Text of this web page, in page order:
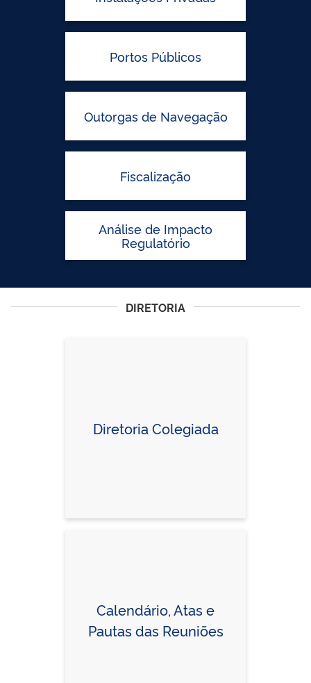
Portos Públicos
Outorgas de Navegação
Fiscalização
Análise de Impacto
Regulatório
DIRETORIA
Diretoria Colegiada
Calendário, Atas e
Pautas das Reuniões